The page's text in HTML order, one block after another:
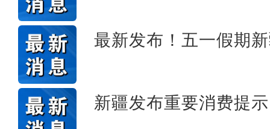
最新发布！五一假期
新疆发布重要消费提示